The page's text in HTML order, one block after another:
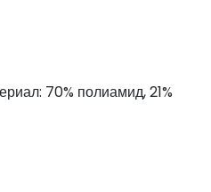
70% полиамид, 21%